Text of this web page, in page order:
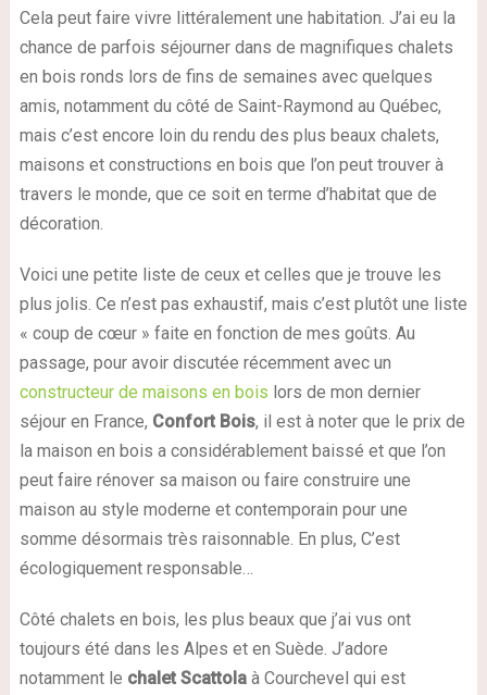
Cela peut faire vivre littéralement une habitation. J’ai eu la
chance de parfois séjourner dans de magnifiques chalets
en bois ronds lors de fins de semaines avec quelques
amis, notamment du côté de Saint-Raymond au Québec,
mais c’est encore loin du rendu des plus beaux chalets,
maisons et constructions en bois que l’on peut trouver à
travers le monde, que ce soit en terme d’habitat que de
décoration.
Voici une petite liste de ceux et celles que je trouve les
plus jolis. Ce n’est pas exhaustif, mais c’est plutôt une liste
« coup de cœur » faite en fonction de mes goûts. Au
passage, pour avoir discutée récemment avec un
constructeur de maisons en bois lors de mon dernier
séjour en France, Confort Bois, il est à noter que le prix de
la maison en bois a considérablement baissé et que l’on
peut faire rénover sa maison ou faire construire une
maison au style moderne et contemporain pour une
somme désormais très raisonnable. En plus, C’est
écologiquement responsable…
Côté chalets en bois, les plus beaux que j’ai vus ont
toujours été dans les Alpes et en Suède. J’adore
notamment le chalet Scattolaà Courchevel qui est